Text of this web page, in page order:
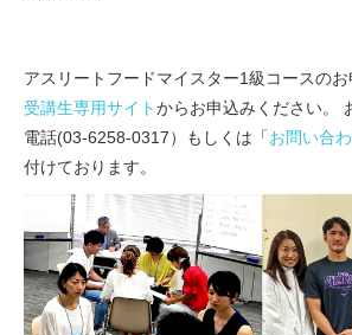
アスリートフードマイスター1級コースのお
受講生専用サイトからお申込みください。
電話(03-6258-0317）もしくは「お問い合
付けております。